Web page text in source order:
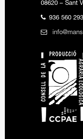
08620 – Sant
936 560 293